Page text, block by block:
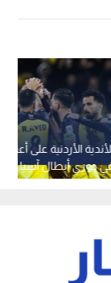
الأردنية على
دوري أبطال آسيا